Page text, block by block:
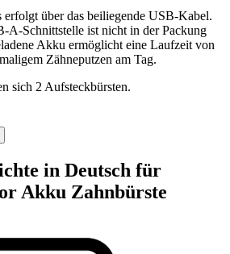
über das beiliegende USB-Kabel.
A-Schnittstelle ist nicht in der Packung
Akku ermöglicht eine Laufzeit von
Zähneputzen am Tag.
sich 2 Aufsteckbürsten.
in Deutsch für
Akku Zahnbürste